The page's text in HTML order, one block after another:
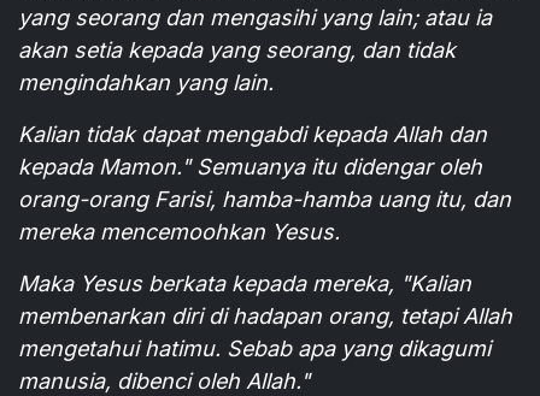
yang seorang dan mengasihi yang lain; atau ia
akan setia kepada yang seorang, dan tidak
mengindahkan yang lain.
Kalian tidak dapat mengabdi kepada Allah dan
kepada Mamon." Semuanya itu didengar oleh
orang-orang Farisi, hamba-hamba uang itu, dan
mereka mencemoohkan Yesus.
Maka Yesus berkata kepada mereka, "Kalian
membenarkan diri di hadapan orang, tetapi Allah
mengetahui hatimu. Sebab apa yang dikagumi
manusia, dibenci oleh Allah."